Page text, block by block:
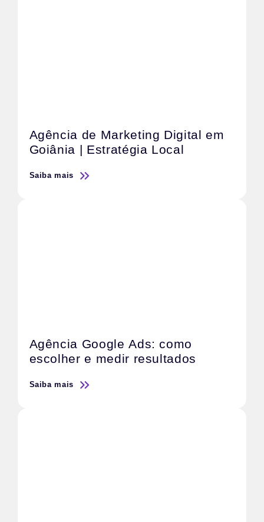
Agência de Marketing Digital em
Goiânia | Estratégia Local
Saiba mais
Agência Google Ads: como
escolher e medir resultados
Saiba mais